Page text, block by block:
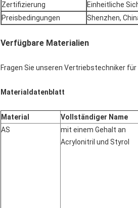
Zertifizierung
Einheitliche
Preisbedingungen
Shenzhen,
Verfügbare Materialien
Fragen Sie unseren Vertriebstechniker
Materialdatenblatt
Material Vollständiger Name
AS
mit einem Gehalt an
Acrylonitril und Styrol